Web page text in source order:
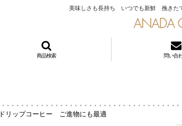
美味しさも長持ち いつでも新鮮 挽きた
商品検索 問い合
リップコーヒー ご進物にも最適